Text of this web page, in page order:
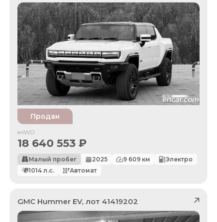
Продан
e4WD
18 640 553 ₽
Малый пробег 2025 9 609 км
Электро
1014 л.с. Автомат
GMC Hummer EV, лот 41419202